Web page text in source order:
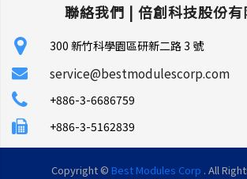
聯絡我們 | 倍創科技股份有
300 新竹科學園區研新二路 3 號
service@bestmodulescorp.com
+886-3-6686759
+886-3-5162839
Copyright © Best Modules Corp . All